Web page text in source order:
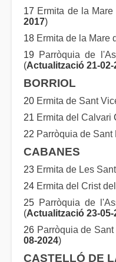
17 Ermita de la
2017)
18 Ermita de la Mare
19 Parròquia de
(Actualització 21-02-
BORRIOL
20 Ermita de Sant
21 Ermita del Calvari
22 Parròquia de Sant
CABANES
23 Ermita de Les
24 Ermita del Crist
25 Parròquia de
(Actualització 23-05-
26 Parròquia de
08-2024)
CASTELLÓ DE